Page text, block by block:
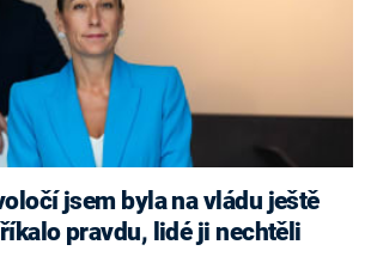
jsem byla na vládu ještě
pravdu, lidé ji nechtěli